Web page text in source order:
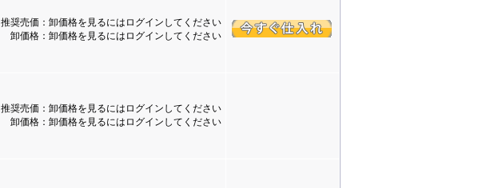
推奨売価：卸価格を見るにはログインしてください
卸価格：卸価格を見るにはログインしてください
推奨売価：卸価格を見るにはログインしてください
卸価格：卸価格を見るにはログインしてください